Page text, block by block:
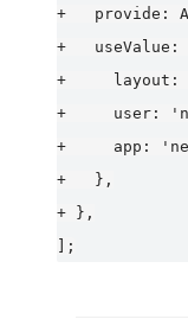
+   provide:
+   useValue:
+     layout:
+     user:
+     app:
+   },
+ },